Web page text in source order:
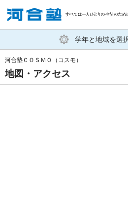
塾生の方
学年と地域を選
地図・アクセス
河合塾ＣＯＳＭＯ（コスモ）